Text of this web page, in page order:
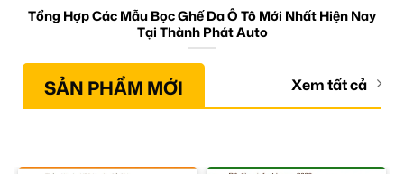
Tổng Hợp Các Mẫu Bọc Ghế Da Ô Tô Mới Nhất Hiện Nay
Tại Thành Phát Auto
SẢN PHẨM MỚI Xem tất cả